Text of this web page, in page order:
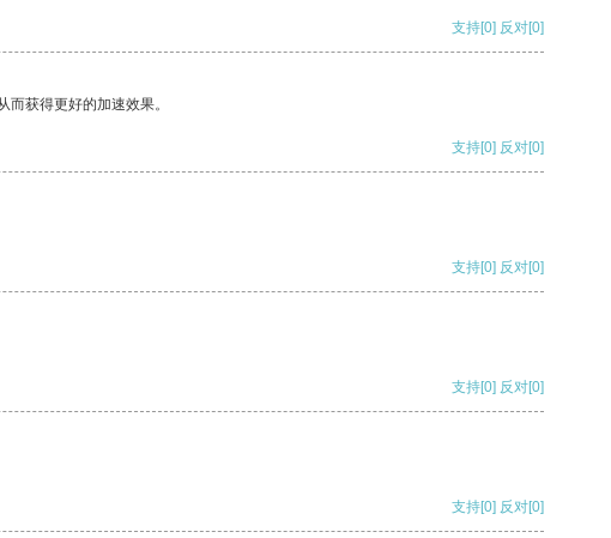
支持[0] 反对[0]
获得更好的加速效果。
支持[0] 反对[0]
支持[0] 反对[0]
支持[0] 反对[0]
支持[0] 反对[0]